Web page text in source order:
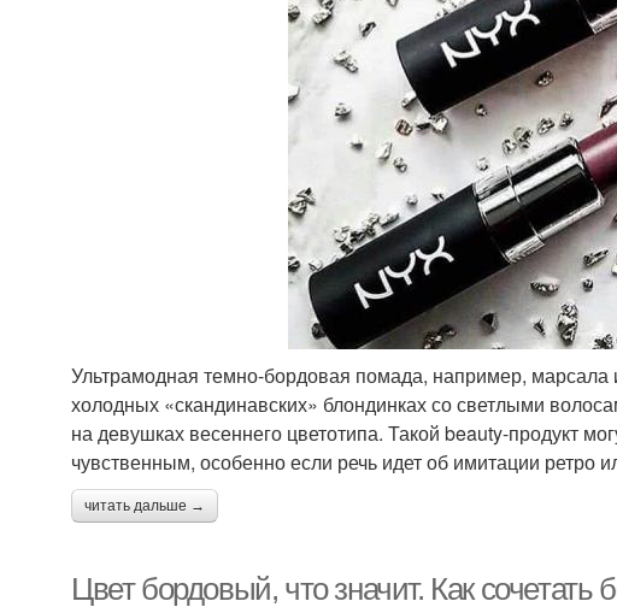
Ультрамодная темно-бордовая помада, например,
холодных «скандинавских» блондинках со светлыми
на девушках весеннего цветотипа. Такой beauty-продукт
чувственным, особенно если речь идет об имитации ретро
читать дальше →
Цвет бордовый, что значит. Как